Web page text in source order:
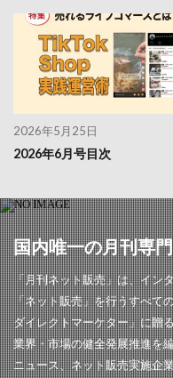
2026年5月25日
2026年6月号目次
国内唯一の月刊専
「月刊ネット販売」は、イン
「ネット販売」を行うすべて
ダイレクトマーケター」に贈
業界・市場の健全発展推進を
ニュース、ネット販売実施企